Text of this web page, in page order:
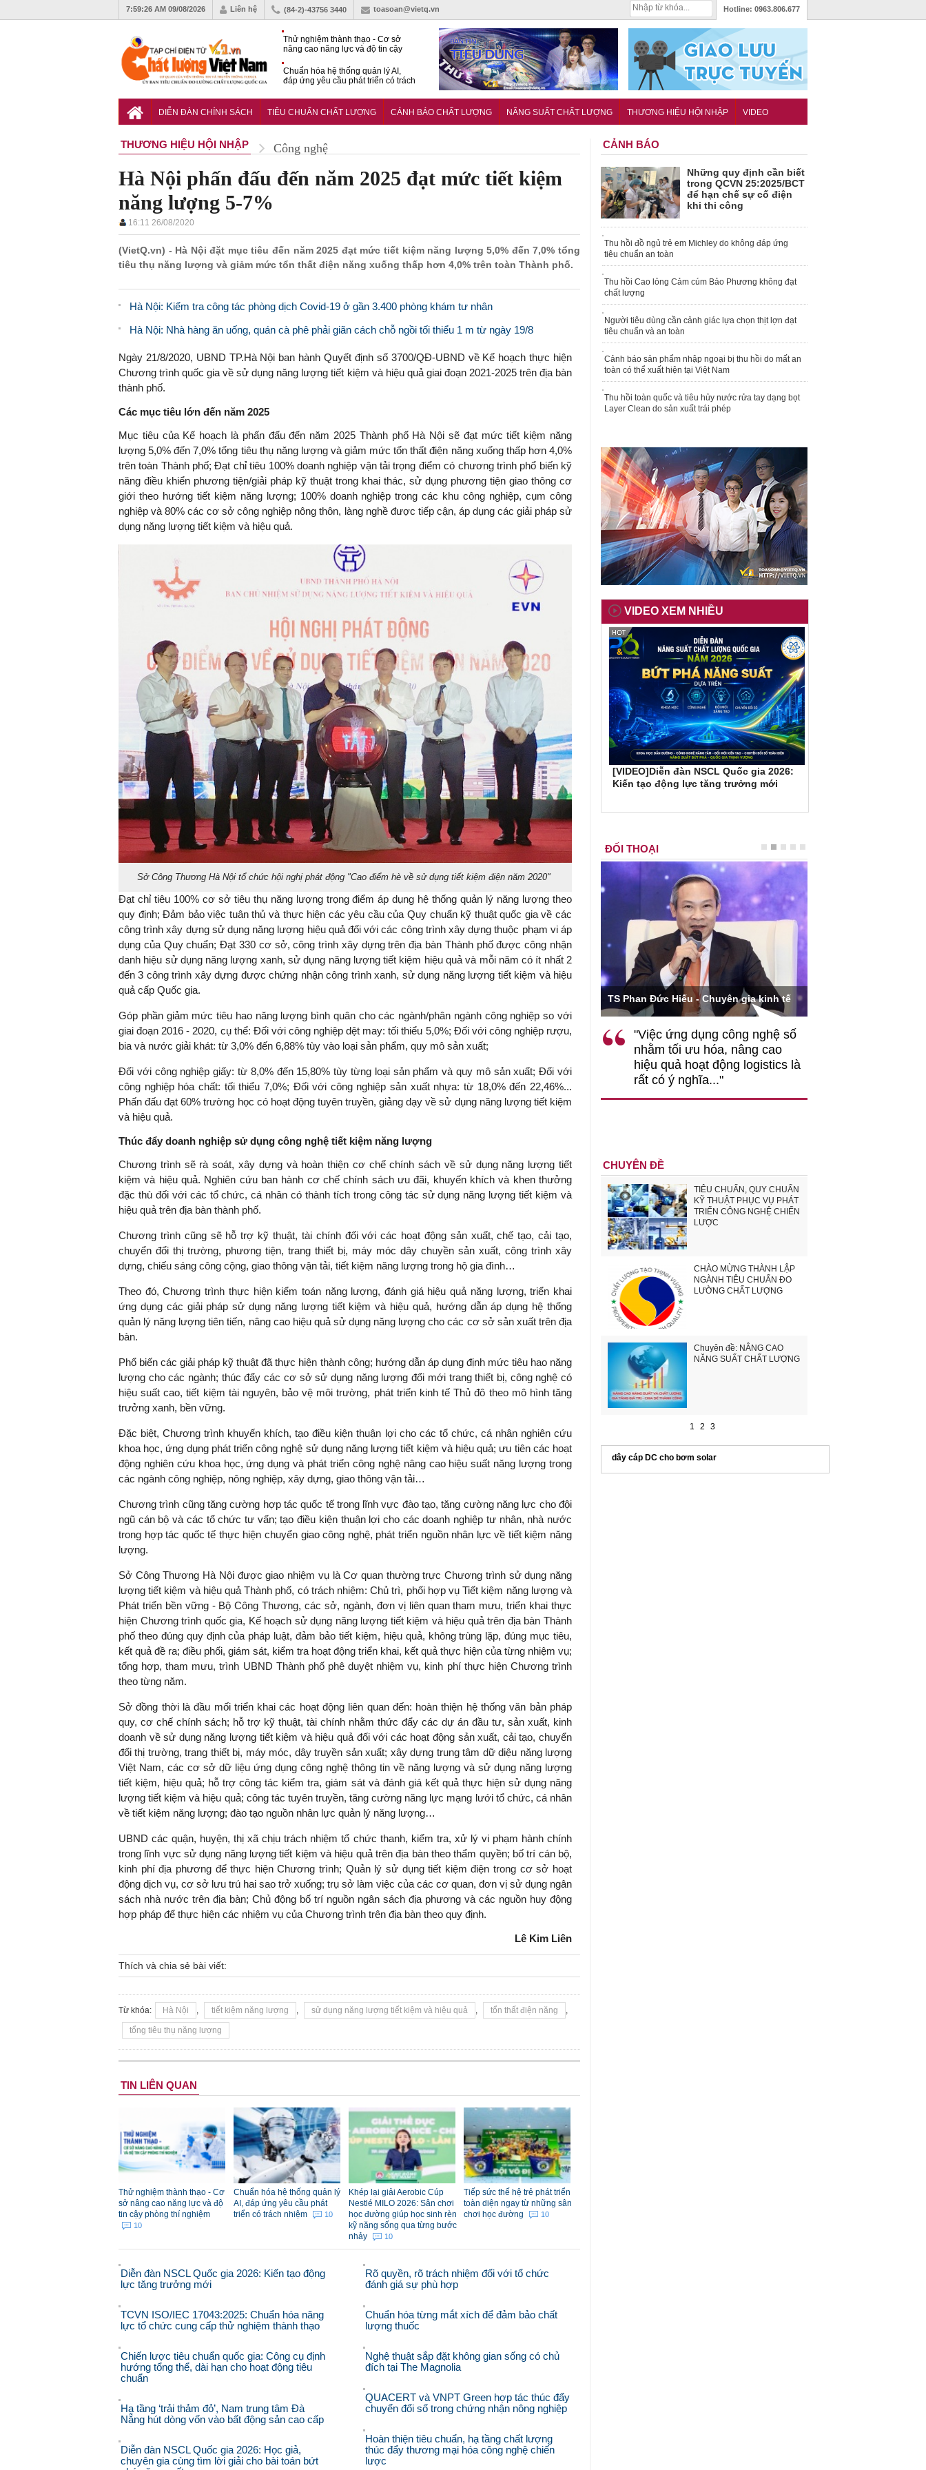
7:59:27 AM 09/08/2026 Liên hệ (84-2)-43756 3440 toasoan@vietq.vn Hotline: 0963.806.677
Thử nghiệm thành thạo - Cơ sở
nâng cao năng lực và độ tin cậy
Chuẩn hóa hệ thống quản lý AI,
đáp ứng yêu cầu phát triển có trách
thuật Trung tâm sát hạch lái xe
DIỄN ĐÀN CHÍNH SÁCH TIÊU CHUẨN CHẤT LƯỢNG CẢNH BÁO CHẤT LƯỢNG NĂNG SUẤT CHẤT LƯỢNG THƯƠNG HIỆU HỘI NHẬP VIDEO
THƯƠNG HIỆU HỘI NHẬP Công nghệ
Hà Nội phấn đấu đến năm 2025 đạt mức tiết kiệm
năng lượng 5-7%
16:11 26/08/2020
(VietQ.vn) - Hà Nội đặt mục tiêu đến năm 2025 đạt mức tiết kiệm năng lượng 5,0% đến 7,0% tổng
tiêu thụ năng lượng và giảm mức tổn thất điện năng xuống thấp hơn 4,0% trên toàn Thành phố.
Hà Nội: Kiểm tra công tác phòng dịch Covid-19 ở gần 3.400 phòng khám tư nhân
Hà Nội: Nhà hàng ăn uống, quán cà phê phải giãn cách chỗ ngồi tối thiểu 1 m từ ngày 19/8
Ngày 21/8/2020, UBND TP.Hà Nội ban hành Quyết định số 3700/QĐ-UBND về Kế hoạch thực hiện
Chương trình quốc gia về sử dụng năng lượng tiết kiệm và hiệu quả giai đoạn 2021-2025 trên địa bàn
thành phố.
Các mục tiêu lớn đến năm 2025
Mục tiêu của Kế hoạch là phấn đấu đến năm 2025 Thành phố Hà Nội sẽ đạt mức tiết kiệm năng
lượng 5,0% đến 7,0% tổng tiêu thụ năng lượng và giảm mức tổn thất điện năng xuống thấp hơn 4,0%
trên toàn Thành phố; Đạt chỉ tiêu 100% doanh nghiệp vận tải trọng điểm có chương trình phổ biến kỹ
năng điều khiển phương tiện/giải pháp kỹ thuật trong khai thác, sử dụng phương tiện giao thông cơ
giới theo hướng tiết kiệm năng lượng; 100% doanh nghiệp trong các khu công nghiệp, cụm công
nghiệp và 80% các cơ sở công nghiệp nông thôn, làng nghề được tiếp cận, áp dụng các giải pháp sử
dụng năng lượng tiết kiệm và hiệu quả.
Sở Công Thương Hà Nội tổ chức hội nghị phát động "Cao điểm hè về sử dụng tiết kiệm điện năm 2020"
Đạt chỉ tiêu 100% cơ sở tiêu thụ năng lượng trọng điểm áp dụng hệ thống quản lý năng lượng theo
quy định; Đảm bảo việc tuân thủ và thực hiện các yêu cầu của Quy chuẩn kỹ thuật quốc gia về các
công trình xây dựng sử dụng năng lượng hiệu quả đối với các công trình xây dựng thuộc phạm vi áp
dụng của Quy chuẩn; Đạt 330 cơ sở, công trình xây dựng trên địa bàn Thành phố được công nhận
danh hiệu sử dụng năng lượng xanh, sử dụng năng lượng tiết kiệm hiệu quả và mỗi năm có ít nhất 2
đến 3 công trình xây dựng được chứng nhận công trình xanh, sử dụng năng lượng tiết kiệm và hiệu
quả cấp Quốc gia.
Góp phần giảm mức tiêu hao năng lượng bình quân cho các ngành/phân ngành công nghiệp so với
giai đoạn 2016 - 2020, cụ thể: Đối với công nghiệp dệt may: tối thiểu 5,0%; Đối với công nghiệp rượu,
bia và nước giải khát: từ 3,0% đến 6,88% tùy vào loại sản phẩm, quy mô sản xuất;
Đối với công nghiệp giấy: từ 8,0% đến 15,80% tùy từng loại sản phẩm và quy mô sản xuất; Đối với
công nghiệp hóa chất: tối thiểu 7,0%; Đối với công nghiệp sản xuất nhựa: từ 18,0% đến 22,46%...
Phấn đấu đạt 60% trường học có hoạt động tuyên truyền, giảng dạy về sử dụng năng lượng tiết kiệm
và hiệu quả.
Thúc đẩy doanh nghiệp sử dụng công nghệ tiết kiệm năng lượng
Chương trình sẽ rà soát, xây dựng và hoàn thiện cơ chế chính sách về sử dụng năng lượng tiết
kiệm và hiệu quả. Nghiên cứu ban hành cơ chế chính sách ưu đãi, khuyến khích và khen thưởng
đặc thù đối với các tổ chức, cá nhân có thành tích trong công tác sử dụng năng lượng tiết kiệm và
hiệu quả trên địa bàn thành phố.
Chương trình cũng sẽ hỗ trợ kỹ thuật, tài chính đối với các hoạt động sản xuất, chế tạo, cải tạo,
chuyển đổi thị trường, phương tiện, trang thiết bị, máy móc dây chuyền sản xuất, công trình xây
dựng, chiếu sáng công cộng, giao thông vận tải, tiết kiệm năng lượng trong hộ gia đình…
Theo đó, Chương trình thực hiện kiểm toán năng lượng, đánh giá hiệu quả năng lượng, triển khai
ứng dụng các giải pháp sử dụng năng lượng tiết kiệm và hiệu quả, hướng dẫn áp dụng hệ thống
quản lý năng lượng tiên tiến, nâng cao hiệu quả sử dụng năng lượng cho các cơ sở sản xuất trên địa
bàn.
Phổ biến các giải pháp kỹ thuật đã thực hiện thành công; hướng dẫn áp dụng định mức tiêu hao năng
lượng cho các ngành; thúc đẩy các cơ sở sử dụng năng lượng đổi mới trang thiết bị, công nghệ có
hiệu suất cao, tiết kiệm tài nguyên, bảo vệ môi trường, phát triển kinh tế Thủ đô theo mô hình tăng
trưởng xanh, bền vững.
Đặc biệt, Chương trình khuyến khích, tạo điều kiện thuận lợi cho các tổ chức, cá nhân nghiên cứu
khoa học, ứng dụng phát triển công nghệ sử dụng năng lượng tiết kiệm và hiệu quả; ưu tiên các hoạt
động nghiên cứu khoa học, ứng dụng và phát triển công nghệ nâng cao hiệu suất năng lượng trong
các ngành công nghiệp, nông nghiệp, xây dựng, giao thông vận tải…
Chương trình cũng tăng cường hợp tác quốc tế trong lĩnh vực đào tạo, tăng cường năng lực cho đội
ngũ cán bộ và các tổ chức tư vấn; tạo điều kiện thuận lợi cho các doanh nghiệp tư nhân, nhà nước
trong hợp tác quốc tế thực hiện chuyển giao công nghệ, phát triển nguồn nhân lực về tiết kiệm năng
lượng.
Sở Công Thương Hà Nội được giao nhiệm vụ là Cơ quan thường trực Chương trình sử dụng năng
lượng tiết kiệm và hiệu quả Thành phố, có trách nhiệm: Chủ trì, phối hợp vụ Tiết kiệm năng lượng và
Phát triển bền vững - Bộ Công Thương, các sở, ngành, đơn vị liên quan tham mưu, triển khai thực
hiện Chương trình quốc gia, Kế hoạch sử dụng năng lượng tiết kiệm và hiệu quả trên địa bàn Thành
phố theo đúng quy định của pháp luật, đảm bảo tiết kiệm, hiệu quả, không trùng lặp, đúng mục tiêu,
kết quả đề ra; điều phối, giám sát, kiểm tra hoạt động triển khai, kết quả thực hiện của từng nhiệm vụ;
tổng hợp, tham mưu, trình UBND Thành phố phê duyệt nhiệm vụ, kinh phí thực hiện Chương trình
theo từng năm.
Sở đồng thời là đầu mối triển khai các hoạt động liên quan đến: hoàn thiện hệ thống văn bản pháp
quy, cơ chế chính sách; hỗ trợ kỹ thuật, tài chính nhằm thức đẩy các dự án đầu tư, sản xuất, kinh
doanh về sử dụng năng lượng tiết kiệm và hiệu quả đối với các hoạt động sản xuất, cải tạo, chuyển
đổi thị trường, trang thiết bị, máy móc, dây truyền sản xuất; xây dựng trung tâm dữ diệu năng lượng
Việt Nam, các cơ sở dữ liệu ứng dụng công nghệ thông tin về năng lượng và sử dụng năng lượng
tiết kiệm, hiệu quả; hỗ trợ công tác kiểm tra, giám sát và đánh giá kết quả thực hiện sử dụng năng
lượng tiết kiệm và hiệu quả; công tác tuyên truyền, tăng cường năng lực mạng lưới tổ chức, cá nhân
về tiết kiệm năng lượng; đào tạo nguồn nhân lực quản lý năng lượng…
UBND các quận, huyện, thị xã chịu trách nhiệm tổ chức thanh, kiểm tra, xử lý vi phạm hành chính
trong lĩnh vực sử dụng năng lượng tiết kiệm và hiệu quả trên địa bàn theo thẩm quyền; bố trí cán bộ,
kinh phí địa phương để thực hiện Chương trình; Quản lý sử dụng tiết kiệm điện trong cơ sở hoạt
động dịch vụ, cơ sở lưu trú hai sao trở xuống; trụ sở làm việc của các cơ quan, đơn vị sử dụng ngân
sách nhà nước trên địa bàn; Chủ động bố trí nguồn ngân sách địa phương và các nguồn huy động
hợp pháp để thực hiện các nhiệm vụ của Chương trình trên địa bàn theo quy định.
Lê Kim Liên
Thích và chia sẻ bài viết:
Từ khóa: Hà Nội tiết kiệm năng lượng sử dụng năng lượng tiết kiệm và hiệu quả tổn thất điện năng
tổng tiêu thụ năng lượng
TIN LIÊN QUAN
Thử nghiệm thành thạo - Cơ
sở nâng cao năng lực và độ
tin cậy phòng thí nghiệm
10
Chuẩn hóa hệ thống quản lý
AI, đáp ứng yêu cầu phát
triển có trách nhiệm
10
Khép lại giải Aerobic Cúp
Nestlé MILO 2026: Sân chơi
học đường giúp học sinh rèn
kỹ năng sống qua từng bước
nhảy
10
Tiếp sức thế hệ trẻ phát triển
toàn diện ngay từ những sân
chơi học đường
10
Diễn đàn NSCL Quốc gia 2026: Kiến tạo động
lực tăng trưởng mới
TCVN ISO/IEC 17043:2025: Chuẩn hóa năng
lực tổ chức cung cấp thử nghiệm thành thạo
Chiến lược tiêu chuẩn quốc gia: Công cụ định
hướng tổng thể, dài hạn cho hoạt động tiêu
chuẩn
Hạ tầng ‘trải thảm đỏ’, Nam trung tâm Đà
Nẵng hút dòng vốn vào bất động sản cao cấp
Diễn đàn NSCL Quốc gia 2026: Học giả,
chuyên gia cùng tìm lời giải cho bài toán bứt
Rõ quyền, rõ trách nhiệm đối với tổ chức
đánh giá sự phù hợp
Chuẩn hóa từng mắt xích để đảm bảo chất
lượng thuốc
Nghệ thuật sắp đặt không gian sống có chủ
đích tại The Magnolia
QUACERT và VNPT Green hợp tác thúc đẩy
chuyển đổi số trong chứng nhận nông nghiệp
Hoàn thiện tiêu chuẩn, hạ tầng chất lượng
thúc đẩy thương mại hóa công nghệ chiến
lược
CẢNH BÁO
Những quy định cần biết
trong QCVN 25:2025/BCT
để hạn chế sự cố điện
khi thi công
Thu hồi đồ ngủ trẻ em Michley do không đáp ứng
tiêu chuẩn an toàn
Thu hồi Cao lỏng Cảm cúm Bảo Phương không đạt
chất lượng
Người tiêu dùng cần cảnh giác lựa chọn thịt lợn đạt
tiêu chuẩn và an toàn
Cảnh báo sản phẩm nhập ngoại bị thu hồi do mất an
toàn có thể xuất hiện tại Việt Nam
Thu hồi toàn quốc và tiêu hủy nước rửa tay dạng bọt
Layer Clean do sản xuất trái phép
VIDEO XEM NHIỀU
[VIDEO]Diễn đàn NSCL Quốc gia 2026:
Kiến tạo động lực tăng trưởng mới
ĐỐI THOẠI
TS. Nguyễn Đức Độ - Phó Viện trưởng
"Có rất nhiều việc phải làm
ngay từ bây giờ và trên thực tế
đang được tiến hành như tăng
đầu tư cho khoa học công
nghệ; ban hành các cơ chế
khuyến khích đổi mới sáng tạo,
Việc sử dụng hiệu quả chính
sách tài khóa không chỉ mang ý
nghĩa hỗ trợ ngắn hạn mà còn
đóng vai trò tạo nền tảng cho
tăng trưởng bền vững dài hạn.
TS Phan Đức Hiếu - Chuyên gia kinh tế
"Việc ứng dụng công nghệ số
nhằm tối ưu hóa, nâng cao
hiệu quả hoạt động logistics là
rất có ý nghĩa..."
CHUYÊN ĐỀ
TIÊU CHUẨN, QUY CHUẨN
KỸ THUẬT PHỤC VỤ PHÁT
TRIỂN CÔNG NGHỆ CHIẾN
LƯỢC
CHÀO MỪNG THÀNH LẬP
NGÀNH TIÊU CHUẨN ĐO
LƯỜNG CHẤT LƯỢNG
Chuyên đề: NÂNG CAO
NĂNG SUẤT CHẤT LƯỢNG
1 2 3
dây cáp DC cho bơm solar